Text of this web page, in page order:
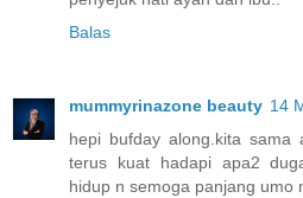
Balas
mummyrinazone beauty 14
hepi bufday along.kita sama
terus kuat hadapi apa2
hidup n semoga panjang umo